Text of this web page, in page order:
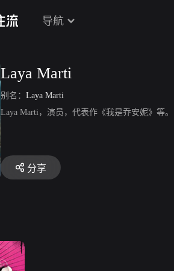
导航
Laya Marti
别名： Laya Marti
Laya Marti，演员，代表作《我是乔安妮》等。
分享